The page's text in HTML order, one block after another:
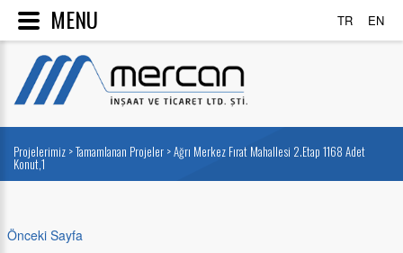
TR EN
Projelerimiz >Tamamlanan Projeler > Ağrı Merkez Fırat Mahallesi 2.Etap 1168 Adet
Konut,1
Önceki Sayfa
MENU